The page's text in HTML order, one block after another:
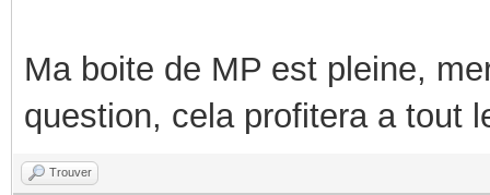
Ma boite de MP est pleine,
question, cela profitera a tout
Trouver